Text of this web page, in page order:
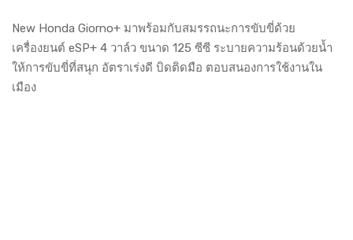
New Honda Giorno+ มาพร้อมกับสมรรถนะการขับขี่ด้วย
เครื่องยนต์ eSP+ 4 วาล์ว ขนาด 125 ซีซี ระบายความร้อนด้วยน้ำ
ให้การขับขี่ที่สนุก อัตราเร่งดี บิดติดมือ ตอบสนองการใช้งานใน
เมือง